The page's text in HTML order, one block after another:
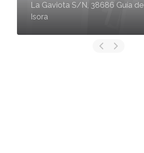
La Gaviota S/N, 38686 Guía de
Isora